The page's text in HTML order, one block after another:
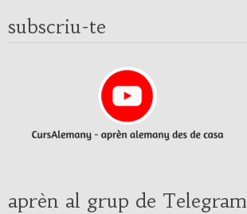
subscriu-te
aprèn al grup de Telegram